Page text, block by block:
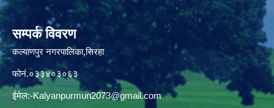
सम्पर्क विवरण
कल्याणपुर नगरपालिका,सिरहा
फोनं.०३३४०३०६३
ईमेल:-Kalyanpurmun2073@gmail.com